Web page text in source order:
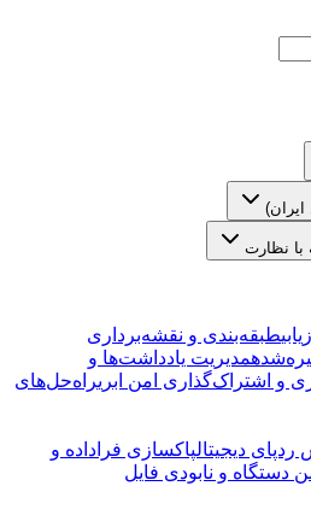
با نظارت
طبقه‌بندی و نقشه‌برداری
مدیریت یادداشت‌ها و
و اشتراک‌گذاری امن ابریراه‌حل‌های
دیجیتالپاکسازی فراداده و
دستگاه و نابودی فایل